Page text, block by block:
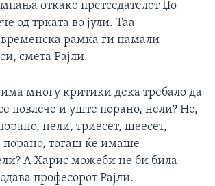
откако претседателот Џо
од трката во јули. Таа
рамка ги намали
смета Рајли.
има многу критики дека требало да
повлече и уште порано, нели? Но,
нели, триесет, шеесет,
порано, тогаш ќе имаше
А Харис можеби не би била
професорот Рајли.